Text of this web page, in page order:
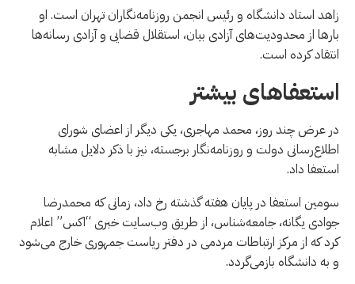
زاهد استاد دانشگاه و رئیس انجمن روزنامه‌نگاران تهران است. او
بارها از محدودیت‌های آزادی بیان، استقلال قضایی و آزادی رسانه‌ها
انتقاد کرده است.
استعفاهای بیشتر
در عرض چند روز، محمد مهاجری، یکی دیگر از اعضای شورای
اطلاع‌رسانی دولت و روزنامه‌نگار برجسته، نیز با ذکر دلایل مشابه
استعفا داد.
سومین استعفا در پایان هفته گذشته رخ داد، زمانی که محمدرضا
جوادی یگانه، جامعه‌شناس، از طریق وب‌سایت خبری “اكس” اعلام
کرد که از مرکز ارتباطات مردمی در دفتر ریاست جمهوری خارج می‌شود
و به دانشگاه بازمی‌گردد.